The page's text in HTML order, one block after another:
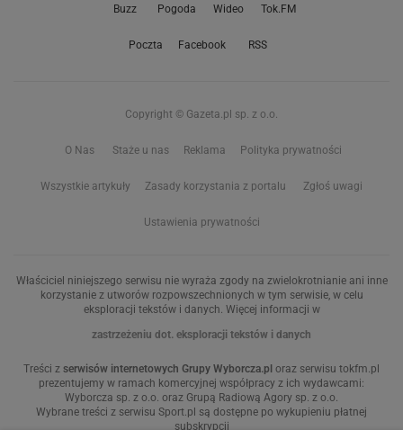
Buzz Pogoda Wideo Tok.FM
Poczta Facebook RSS
Copyright © Gazeta.pl sp. z o.o.
O Nas Staże u nas Reklama Polityka prywatności
Wszystkie artykuły Zasady korzystania z portalu Zgłoś uwagi
Ustawienia prywatności
Właściciel niniejszego serwisu nie wyraża zgody na zwielokrotnianie ani inne
korzystanie z utworów rozpowszechnionych w tym serwisie, w celu
eksploracji tekstów i danych. Więcej informacji w
zastrzeżeniu dot. eksploracji tekstów i danych
Treści z serwisów internetowych Grupy Wyborcza.pl oraz serwisu tokfm.pl
prezentujemy w ramach komercyjnej współpracy z ich wydawcami:
Wyborcza sp. z o.o. oraz Grupą Radiową Agory sp. z o.o.
Wybrane treści z serwisu Sport.pl są dostępne po wykupieniu płatnej
subskrypcji